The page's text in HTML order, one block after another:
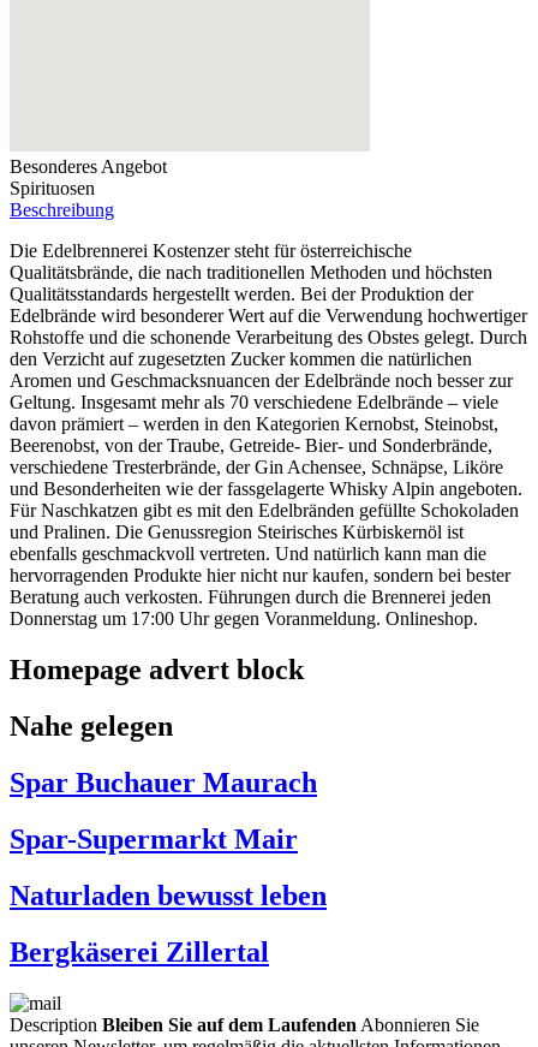
Besonderes Angebot
Spirituosen
Beschreibung
Die Edelbrennerei Kostenzer steht für österreichische
Qualitätsbrände, die nach traditionellen Methoden und höchsten
Qualitätsstandards hergestellt werden. Bei der Produktion der
Edelbrände wird besonderer Wert auf die Verwendung hochwertiger
Rohstoffe und die schonende Verarbeitung des Obstes gelegt. Durch
den Verzicht auf zugesetzten Zucker kommen die natürlichen
Aromen und Geschmacksnuancen der Edelbrände noch besser zur
Geltung. Insgesamt mehr als 70 verschiedene Edelbrände – viele
davon prämiert – werden in den Kategorien Kernobst, Steinobst,
Beerenobst, von der Traube, Getreide- Bier- und Sonderbrände,
verschiedene Tresterbrände, der Gin Achensee, Schnäpse, Liköre
und Besonderheiten wie der fassgelagerte Whisky Alpin angeboten.
Für Naschkatzen gibt es mit den Edelbränden gefüllte Schokoladen
und Pralinen. Die Genussregion Steirisches Kürbiskernöl ist
ebenfalls geschmackvoll vertreten. Und natürlich kann man die
hervorragenden Produkte hier nicht nur kaufen, sondern bei bester
Beratung auch verkosten. Führungen durch die Brennerei jeden
Donnerstag um 17:00 Uhr gegen Voranmeldung. Onlineshop.
Homepage advert block
Nahe gelegen
Spar Buchauer Maurach
Spar-Supermarkt Mair
Naturladen bewusst leben
Bergkäserei Zillertal
Description Bleiben Sie auf dem Laufenden Abonnieren Sie